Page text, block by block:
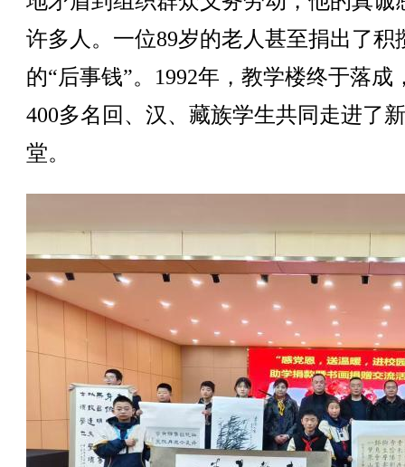
许多人。一位89岁的老人甚至捐出了积
的“后事钱”。1992年，教学楼终于落成
400多名回、汉、藏族学生共同走进了
堂。